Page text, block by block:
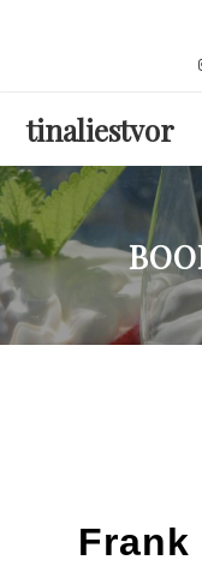
tinaliestvor
Frank